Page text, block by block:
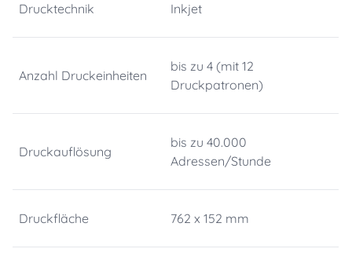
Drucktechnik Inkjet
Anzahl Druckeinheiten
bis zu 4 (mit 12
Druckpatronen)
Druckauflösung
bis zu 40.000
Adressen/Stunde
Druckfläche 762 x 152 mm